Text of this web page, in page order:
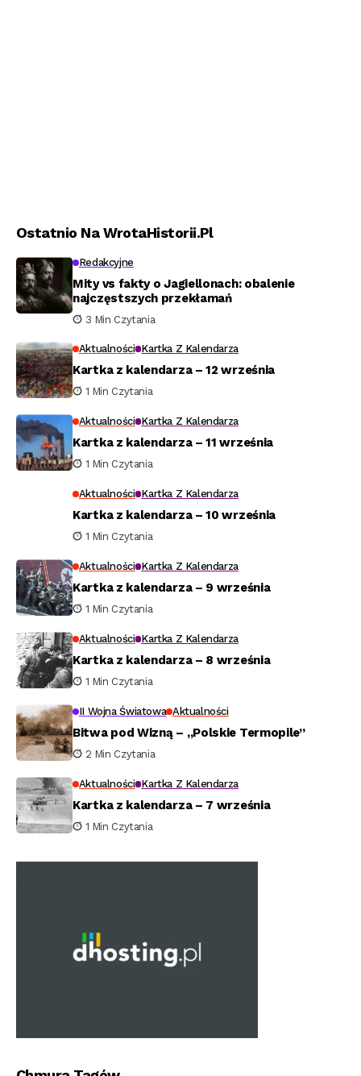
Ostatnio Na WrotaHistorii.pl
Redakcyjne
Mity vs fakty o Jagiellonach: obalenie
najczęstszych przekłamań
3 Min Czytania
Aktualności Kartka Z Kalendarza
Kartka z kalendarza – 12 września
1 Min Czytania
Aktualności Kartka Z Kalendarza
Kartka z kalendarza – 11 września
1 Min Czytania
Aktualności Kartka Z Kalendarza
Kartka z kalendarza – 10 września
1 Min Czytania
Aktualności Kartka Z Kalendarza
Kartka z kalendarza – 9 września
1 Min Czytania
Aktualności Kartka Z Kalendarza
Kartka z kalendarza – 8 września
1 Min Czytania
II Wojna Światowa Aktualności
Bitwa pod Wizną – „Polskie Termopile”
2 Min Czytania
Aktualności Kartka Z Kalendarza
Kartka z kalendarza – 7 września
1 Min Czytania